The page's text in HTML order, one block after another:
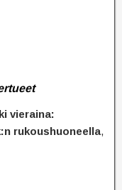
vieraina:
rukoushuoneella,